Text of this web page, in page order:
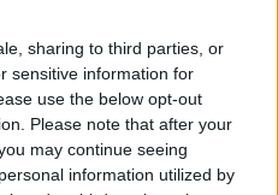
sharing to third parties, or
sensitive information for
use the below opt-out
Please note that after your
may continue seeing
information utilized by
tue segnalazioni,
e le tue foto
al numero +39